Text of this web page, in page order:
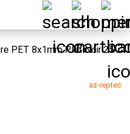
PET 8x1mm Plat Noir 25
az-reptec